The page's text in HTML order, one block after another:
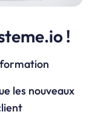
!
formation
les nouveaux